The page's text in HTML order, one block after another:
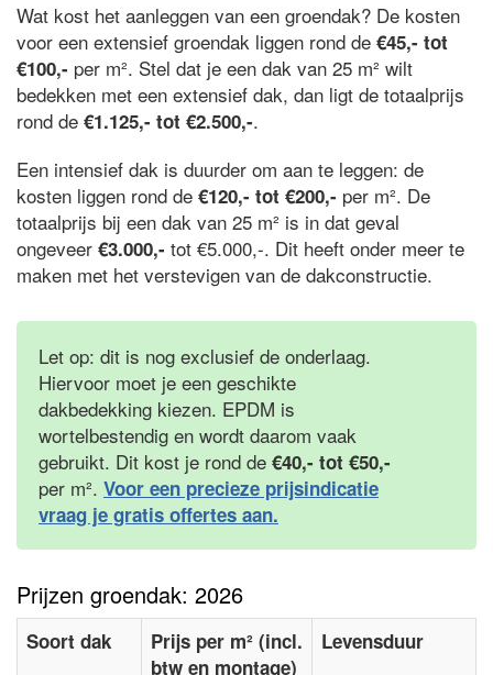
Wat kost het aanleggen van een groendak? De kosten
voor een extensief groendak liggen rond de €45,- tot
€100,- per m². Stel dat je een dak van 25 m² wilt
bedekken met een extensief dak, dan ligt de totaalprijs
rond de €1.125,- tot €2.500,-.
Een intensief dak is duurder om aan te leggen: de
kosten liggen rond de €120,- tot €200,- per m². De
totaalprijs bij een dak van 25 m² is in dat geval
ongeveer €3.000,- tot €5.000,-. Dit heeft onder meer te
maken met het verstevigen van de dakconstructie.
Let op: dit is nog exclusief de onderlaag.
Hiervoor moet je een geschikte
dakbedekking kiezen. EPDM is
wortelbestendig en wordt daarom vaak
gebruikt. Dit kost je rond de €40,- tot €50,-
per m². Voor een precieze prijsindicatie
vraag je gratis offertes aan.
Prijzen groendak: 2026
Soort dak
Prijs per m² (incl.
btw en montage)
Levensduur